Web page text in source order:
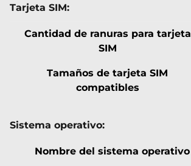
Tarjeta SIM:
Cantidad de ranuras para tarjeta
SIM
Tamaños de tarjeta SIM
compatibles
Sistema operativo:
Nombre del sistema operativo